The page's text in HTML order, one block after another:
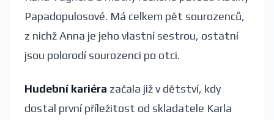
Papadopulosové. Má celkem pět sourozenců,
z nichž Anna je jeho vlastní sestrou, ostatní
jsou polorodí sourozenci po otci.
Hudební kariéra začala již v dětství, kdy
dostal první příležitost od skladatele Karla